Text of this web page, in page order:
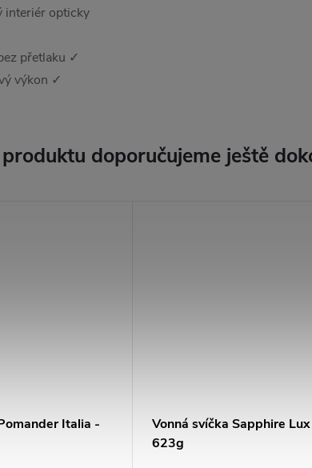
interiér opticky
přetlaku ✓
výkon ✓
doporučujeme ještě
Italia -
Vonná svíčka Sapphire
623g